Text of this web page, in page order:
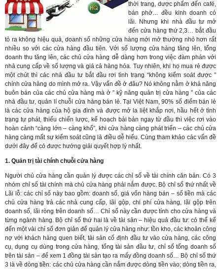
thời trang, dược phẩm đến café,
bán phở… đều kinh doanh có
lãi. Nhưng khi nhà đầu tư mở
đến cửa hàng thứ 2,3… bắt đầu
tỏ ra không hiệu quả, doanh số những cửa hàng mới mở thường nhỏ hơn rất
nhiều so với các cửa hàng đầu tiên. Với số lượng cửa hàng tăng lên, tổng
doanh thu tăng lên, các chủ cửa hàng dễ dàng hơn trong việc đàm phán với
nhà cung cấp về số lượng và giá cả hàng hóa. Tuy nhiên, khi họ mua rẻ được
một chút thì các nhà đầu tư bắt đầu rơi tình trạng “không kiểm soát được ”
chính cửa hàng do mình mở ra. Vậy vấn đề ở đâu? Nó không nằm ở khả năng
buôn bán của các chủ cửa hàng mà ở ” kỹ năng quản trị cửa hàng ” của các
nhà đầu tư, quản lí chuỗi cửa hàng bán lẻ. Tại Việt Nam, 90% số điểm bán lẻ
là các cửa hàng của hộ gia đình và được mở la liệt khắp nơi, hầu hết ở tình
trạng tự phát, thiếu chiến lược, kế hoạch bài bản ngay từ đầu thì việc rơi vào
hoàn cảnh “càng lớn – càng khổ”, khi cửa hàng càng phát triển – các chủ cửa
hàng càng mất sự kiểm soát cũng là điều dễ hiểu. Cùng tham khảo các vấn đề
dưới đây để có được hướng giải quyết hợp lý nhất.
1. Quản trị tài chính chuỗi cửa hàng
Người chủ cửa hàng cần quản lý được các chỉ số về tài chính căn bản. Có 3
nhóm chỉ số tài chính mà chủ cửa hàng phải nắm được. Bộ chỉ số thứ nhất về
Lãi lỗ: các chỉ số này bao gồm: doanh số, giá vốn hàng bán – số tiền mà các
chủ cửa hàng trả các nhà cung cấp, lãi gộp, chi phí cửa hàng, lãi gộp trên
doanh số, lãi ròng trên doanh số… Chỉ số này cần được tính cho cửa hàng và
từng ngành hàng. Bộ chỉ số thứ hai là về tài sản – hiệu quả đầu tư: có thể kể
đến một vài chỉ số đơn giản để quản lý cửa hàng như: tồn kho, các khoản công
nợ với khách hàng quen biết, tài sản cố định đầu tư vào cửa hàng, các công
cụ, dụng cụ dùng trong cửa hàng, tổng tài sản đầu tư, chỉ số tổng doanh số
trên tài sản – để xem 1 đồng tài sản tạo ra mấy đồng doanh số… Bộ chỉ số thứ
3 là về dòng tiền: các chủ cửa hàng cần nắm được dòng tiền vào; dòng tiền ra,